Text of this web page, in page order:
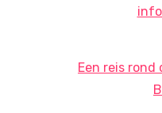
Een reis rond